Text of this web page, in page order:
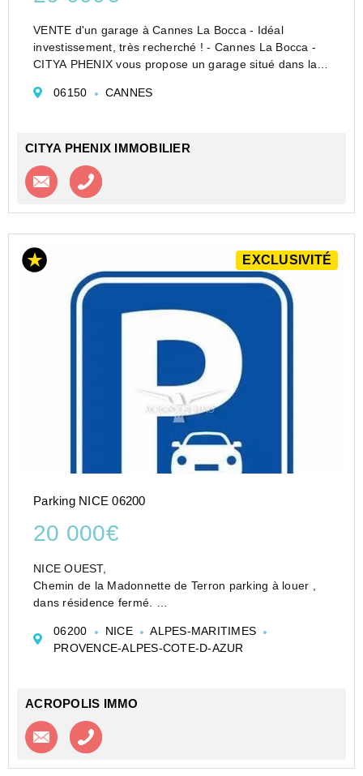
VENTE d'un garage à Cannes La Bocca - Idéal
investissement, très recherché ! - Cannes La Bocca -
CITYA PHENIX vous propose un garage situé dans la
(06150).
06150 CANNES
CITYA PHENIX IMMOBILIER
Contacter l'agence
EXCLUSIVITÉ
Parking NICE 06200
20 000€
NICE OUEST,
Chemin de la Madonnette de Terron parking à louer ,
dans résidence fermé.
OLIVAUD - +33 6 20 73 65 02 - Locations: +33 (0)4 93
26 50 00
06200 NICE
ALPES-MARITIMES
PROVENCE-ALPES-COTE-D-AZUR
ACROPOLIS IMMO
Contacter l'agence